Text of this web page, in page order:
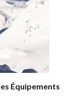
Équipements